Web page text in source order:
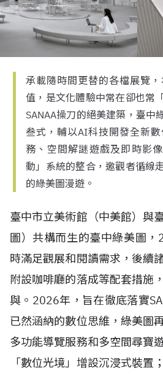
承載隨時間更替的各檔展覽
值，是文化體驗中常在卻也常
SANAA操刀的絕美建築，臺中
叁式，輔以AI科技開發全新
務、空間解謎遊戲及即時影
動」系統的整合，邀觀者循線
的綠美圖漫遊。
臺中市立美術館（中美館）與
圖）共構而生的臺中綠美圖
時滿足觀展和閱讀需求，後續
附設咖啡廳的落成等配套措施
與。2026年，旨在徹底落實
已然涵納的數位思維，綠美圖
多功能導覽服務和多空間尋寶
「數位光境」增設沉浸式裝置